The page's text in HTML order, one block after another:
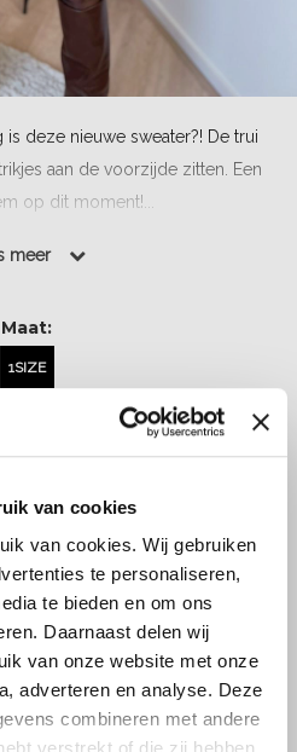
van cookies
van cookies. Wij gebruiken
te personaliseren,
te bieden en om ons
Daarnaast delen wij
van onze website met onze
adverteren en analyse. Deze
combineren met andere
is deze nieuwe sweater?! De trui
aan de voorzijde zitten. Een
op dit moment!...
meer
Maat:
1SIZE
Verzenden & retourneren